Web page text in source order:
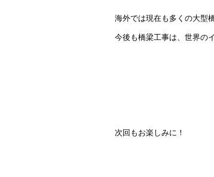
海外では現在も多くの大型
今後も橋梁工事は、世界の
次回もお楽しみに！